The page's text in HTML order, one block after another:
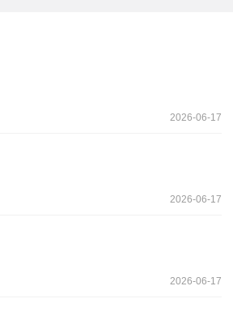
2026-06-17
2026-06-17
2026-06-17